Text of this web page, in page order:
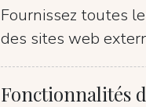
Fournissez toutes
des sites web
Fonctionnalités